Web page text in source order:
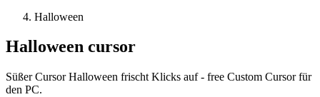
Halloween
Halloween cursor
Süßer Cursor Halloween frischt Klicks auf - free Custom Cursor für
den PC.